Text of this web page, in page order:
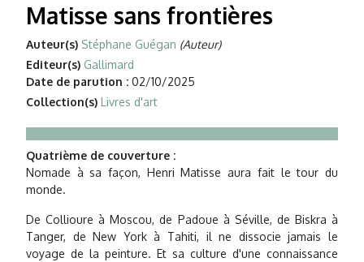
Matisse sans frontières
Auteur(s) Stéphane Guégan (Auteur)
Editeur(s) Gallimard
Date de parution : 02/10/2025
Collection(s) Livres d'art
Quatrième de couverture :
Nomade à sa façon, Henri Matisse aura fait le tour du
monde.
De Collioure à Moscou, de Padoue à Séville, de Biskra à
Tanger, de New York à Tahiti, il ne dissocie jamais le
voyage de la peinture. Et sa culture d'une connaissance